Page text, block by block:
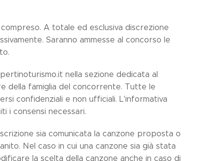
A totale ed esclusiva discrezione
Saranno ammesse al concorso le
nella sezione dedicata al
della famiglia del concorrente. Tutte le
confidenziali e non ufficiali. L'informativa
i consensi necessari.
sia comunicata la canzone proposta o
Nel caso in cui una canzone sia già stata
la scelta della canzone anche in caso di